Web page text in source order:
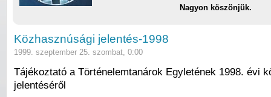
Nagyon köszönjük.
Közhasznúsági jelentés-1998
1999. szeptember 25. szombat, 0:00
Tájékoztató a Történelemtanárok Egyletének 1998. évi
jelentéséről